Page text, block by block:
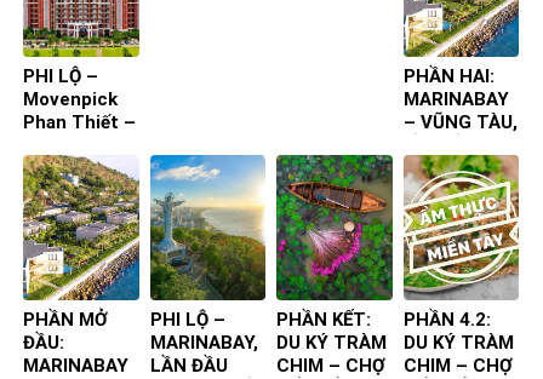
PHI LỘ –
Movenpick
Phan Thiết –
ta đến
PHẦN HAI:
MARINABAY
– VŨNG TÀU,
TIÊN TA ĐẾN
PHẦN MỞ
ĐẦU:
MARINABAY
PHI LỘ –
MARINABAY,
LẦN ĐẦU
PHẦN KẾT:
DU KÝ TRÀM
CHIM – CHỢ
PHẦN 4.2:
DU KÝ TRÀM
CHIM – CHỢ